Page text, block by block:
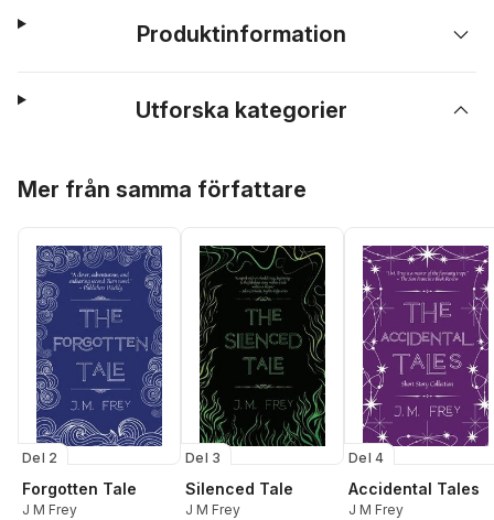
Produktinformation
Utforska kategorier
Mer från samma författare
Del 2
Forgotten Tale
J M Frey
Del 3
Silenced Tale
J M Frey
Del 4
Accidental Tales
J M Frey